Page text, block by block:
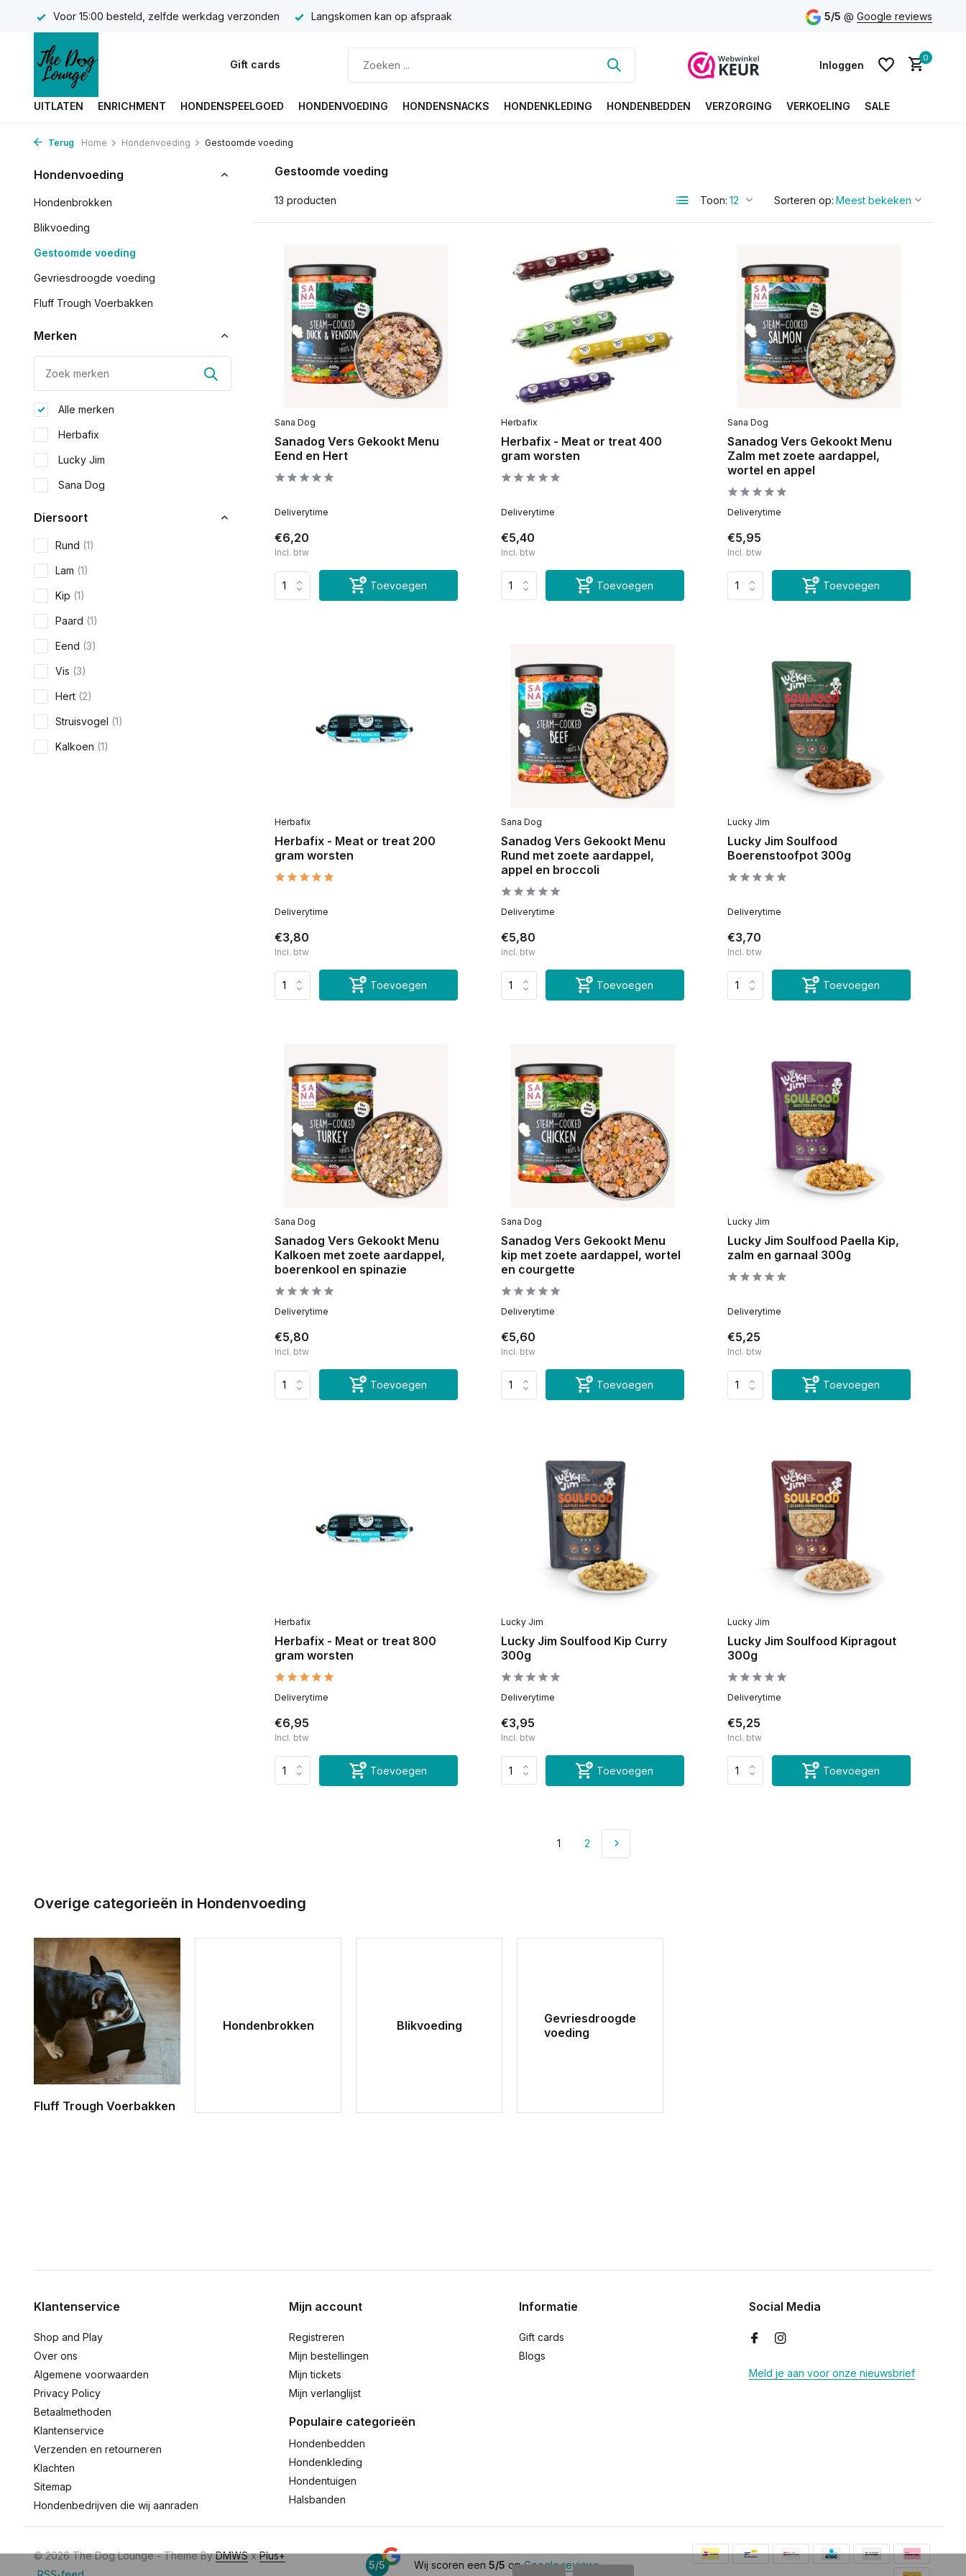
Voor 15:00 besteld, zelfde werkdag verzonden Langskomen kan op afspraak 5/5 @ Google reviews
Gift cards Inloggen
0
UITLATEN ENRICHMENT HONDENSPEELGOED HONDENVOEDING HONDENSNACKS HONDENKLEDING HONDENBEDDEN VERZORGING VERKOELING SALE
Terug Home Hondenvoeding Gestoomde voeding
Hondenvoeding
Hondenbrokken
Blikvoeding
Gestoomde voeding
Gevriesdroogde voeding
Fluff Trough Voerbakken
Merken
Alle merken
Herbafix
Lucky Jim
Sana Dog
Diersoort
Rund (1)
Lam (1)
Kip (1)
Paard (1)
Eend (3)
Vis (3)
Hert (2)
Struisvogel (1)
Kalkoen (1)
Gestoomde voeding
13 producten Toon: Sorteren op:
Sana Dog
Sanadog Vers Gekookt Menu
Eend en Hert
Deliverytime
€6,20
Incl. btw
Toevoegen
Herbafix
Herbafix - Meat or treat 400
gram worsten
Deliverytime
€5,40
Incl. btw
Toevoegen
Sana Dog
Sanadog Vers Gekookt Menu
Zalm met zoete aardappel,
wortel en appel
Deliverytime
€5,95
Incl. btw
Toevoegen
Herbafix
Herbafix - Meat or treat 200
gram worsten
Deliverytime
€3,80
Incl. btw
Toevoegen
Sana Dog
Sanadog Vers Gekookt Menu
Rund met zoete aardappel,
appel en broccoli
Deliverytime
€5,80
Incl. btw
Toevoegen
Lucky Jim
Lucky Jim Soulfood
Boerenstoofpot 300g
Deliverytime
€3,70
Incl. btw
Toevoegen
Sana Dog
Sanadog Vers Gekookt Menu
Kalkoen met zoete aardappel,
boerenkool en spinazie
Deliverytime
€5,80
Incl. btw
Toevoegen
Sana Dog
Sanadog Vers Gekookt Menu
kip met zoete aardappel, wortel
en courgette
Deliverytime
€5,60
Incl. btw
Toevoegen
Lucky Jim
Lucky Jim Soulfood Paella Kip,
zalm en garnaal 300g
Deliverytime
€5,25
Incl. btw
Toevoegen
Herbafix
Herbafix - Meat or treat 800
gram worsten
Deliverytime
€6,95
Incl. btw
Toevoegen
Lucky Jim
Lucky Jim Soulfood Kip Curry
300g
Deliverytime
€3,95
Incl. btw
Toevoegen
Lucky Jim
Lucky Jim Soulfood Kipragout
300g
Deliverytime
€5,25
Incl. btw
Toevoegen
1 2
Overige categorieën in Hondenvoeding
Fluff Trough Voerbakken
Hondenbrokken Blikvoeding
Gevriesdroogde
voeding
Klantenservice
Shop and Play
Over ons
Algemene voorwaarden
Privacy Policy
Betaalmethoden
Klantenservice
Verzenden en retourneren
Klachten
Sitemap
Hondenbedrijven die wij aanraden
Mijn account
Registreren
Mijn bestellingen
Mijn tickets
Mijn verlanglijst
Populaire categorieën
Hondenbedden
Hondenkleding
Hondentuigen
Halsbanden
Informatie
Gift cards
Blogs
Social Media
Meld je aan voor onze nieuwsbrief
© 2026 The Dog Lounge - Theme ByDMWSxPlus+
5/5 Wij scoren een 5/5 opGoogle reviews